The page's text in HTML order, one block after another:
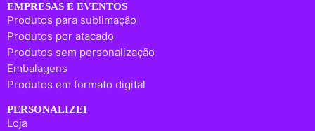
EMPRESAS E EVENTOS
Produtos para sublimação
Produtos por atacado
Produtos sem personalização
Embalagens
Produtos em formato digital
PERSONALIZEI
Loja